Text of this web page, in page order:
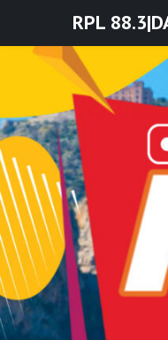
content
RPL